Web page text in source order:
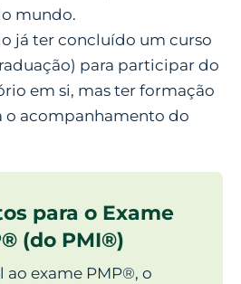
mundo.
já ter concluído um curso
para participar do
em si, mas ter formação
o acompanhamento do
para o Exame
(do PMI®)
ao exame PMP®, o